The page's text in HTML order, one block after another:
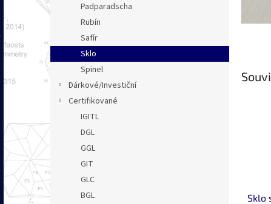
Padparadscha
Rubín
Safír
Sklo
Spinel
Dárkové/Investiční
Certifikované
IGITL
DGL
GGL
GIT
GLC
BGL
Sklo